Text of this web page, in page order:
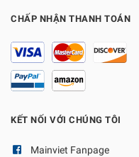
CHẤP NHẬN THANH TOÁN
KẾT NỐI VỚI CHÚNG TÔI
Mainviet Fanpage